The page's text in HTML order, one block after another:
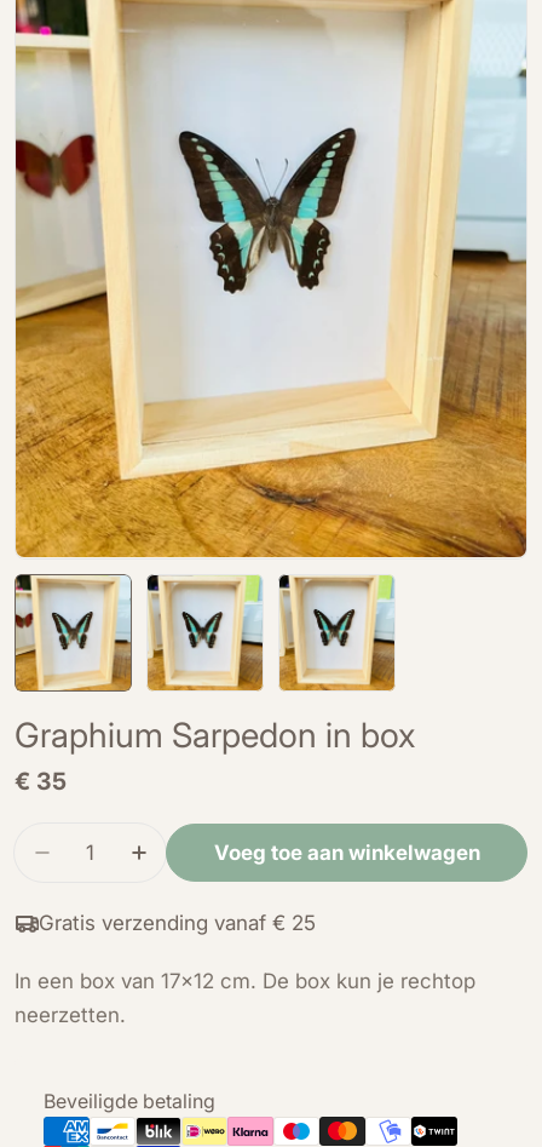
Open media 0 in modal
Graphium Sarpedon in box
Normale
€ 35
Hoeveelheid
Verminder de hoeveelheid voor Graphium
Verhoog de hoeveelheid voor
Voeg toe aan winkelwagen
Gratis verzending vanaf € 25
In een box van 17x12 cm. De box kun je rechtop
neerzetten.
Beveiligde betaling
Betaalmethoden